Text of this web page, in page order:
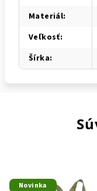
Materiál:
Veľkosť:
Šírka:
Novinka